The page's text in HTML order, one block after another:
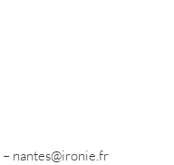
nantes@ironie.fr